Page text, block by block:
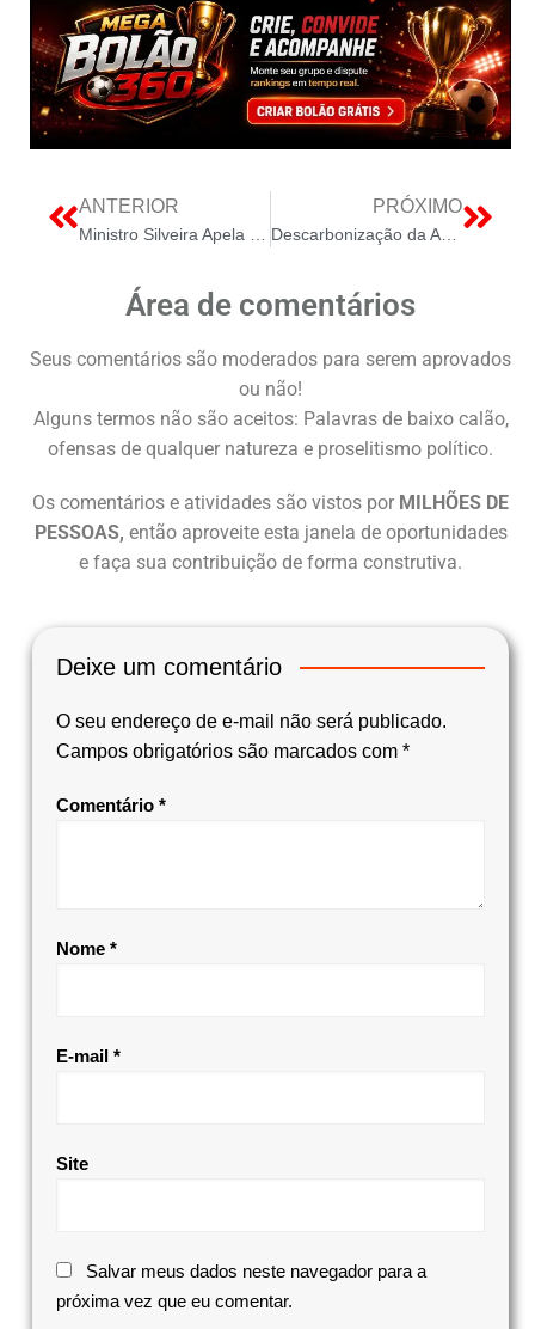
ANTERIOR PRÓXIMO
Área de comentários
Seus comentários são moderados para serem aprovados
ou não!
Alguns termos não são aceitos: Palavras de baixo calão,
ofensas de qualquer natureza e proselitismo político.
Os comentários e atividades são vistos por MILHÕES DE
PESSOAS, então aproveite esta janela de oportunidades
e faça sua contribuição de forma construtiva.
Deixe um comentário
O seu endereço de e-mail não será publicado.
Campos obrigatórios são marcados com *
Comentário *
Nome *
E-mail *
Site
Salvar meus dados neste navegador para a
próxima vez que eu comentar.